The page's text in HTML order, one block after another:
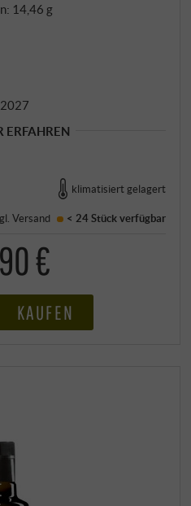
14,46 g
ERFAHREN
klimatisiert gelagert
Versand < 24 Stückverfügbar
€
KAUFEN